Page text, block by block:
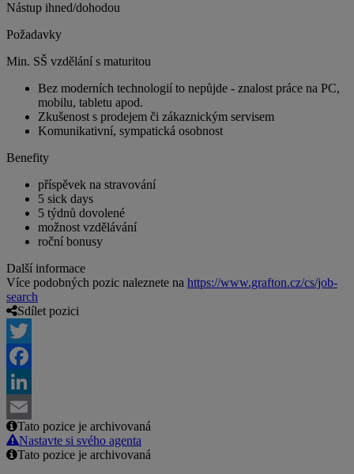
Nástup ihned/dohodou
Požadavky
Min. SŠ vzdělání s maturitou
Bez moderních technologií to nepůjde - znalost práce na PC,
mobilu, tabletu apod.
Zkušenost s prodejem či zákaznickým servisem
Komunikativní, sympatická osobnost
Benefity
příspěvek na stravování
5 sick days
5 týdnů dovolené
možnost vzdělávání
roční bonusy
Další informace
Více podobných pozic naleznete na https://www.grafton.cz/cs/job-
search
Sdílet pozici
Twitter
Facebook
LinkedIn
Email
Tato pozice je archivovaná
Nastavte si svého agenta
Tato pozice je archivovaná